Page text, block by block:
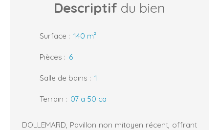
Descriptif du bien
Surface : 140 m²
Pièces : 6
Salle de bains : 1
Terrain : 07 a 50 ca
DOLLEMARD, Pavillon non mitoyen récent, offrant